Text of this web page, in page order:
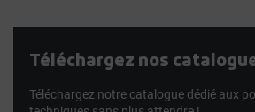
Téléchargez nos
Téléchargez notre catalogue dédié aux